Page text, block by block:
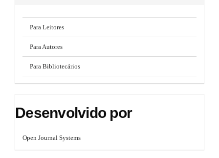
Para Leitores
Para Autores
Para Bibliotecários
Desenvolvido por
Open Journal Systems